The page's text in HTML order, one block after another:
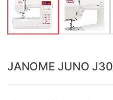
JANOME JUNO J30